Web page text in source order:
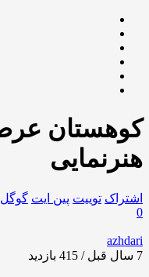
کوهستان
هنرنمایی
اشتراک توییت پین ایت
0
azhdari
7 سال قبل / 415
بازدید